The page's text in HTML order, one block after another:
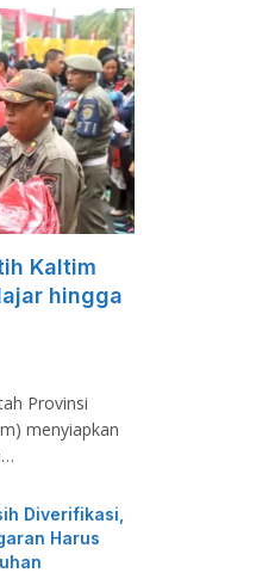
Kaltim
hingga
Provinsi
menyiapkan
Diverifikasi,
Harus